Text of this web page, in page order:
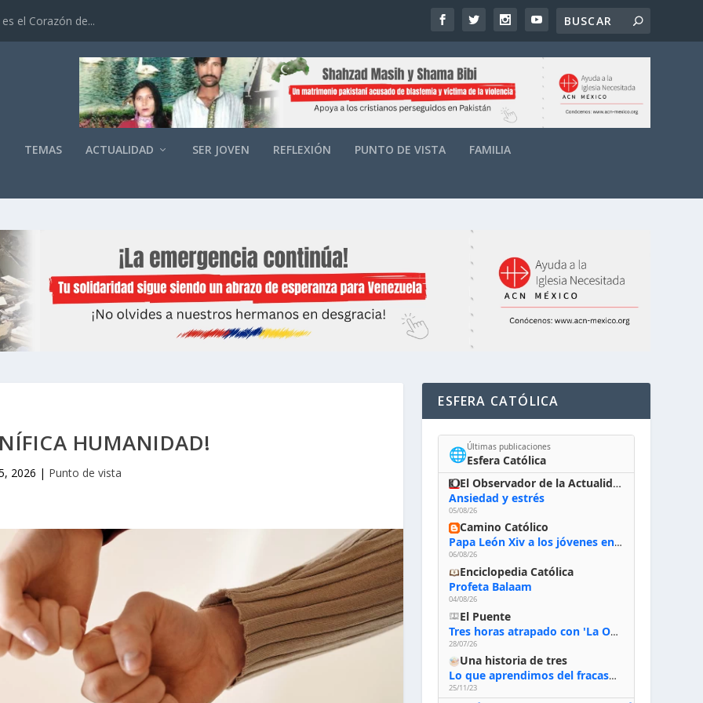
el Corazón de...
TEMAS ACTUALIDAD SER JOVEN REFLEXIÓN PUNTO DE VISTA FAMILIA
HUMANIDAD!
2026 | Punto de vista
ESFERA CATÓLICA
🌐Últimas publicaciones
Esfera Católica
El Observador de la Actualidad
Ansiedad y estrés
05/08/26
Camino Católico
Papa León Xiv a los jóvenes en Asís, 6-8-2026: «De san Francisco aprendan la radicalidad evangélica: no los vuelve ciegos ni violentos, sino sensibles, atentos, siempre en el seguimiento de Jesús, humildes y acogiendo a todos»
06/08/26
Enciclopedia Católica
Profeta Balaam
04/08/26
El Puente
Tres horas atrapado con 'La Odisea' de Nolan
28/07/26
Una historia de tres
Lo que aprendimos del fracaso al emprender
25/11/23